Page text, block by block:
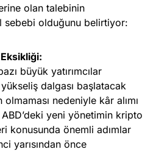
olan talebinin
sebebi olduğunu belirtiyor:
büyük yatırımcılar
dalgası başlatacak
nedeniyle kâr alımı
yeni yönetimin kripto
konusunda önemli adımlar
yarısından önce